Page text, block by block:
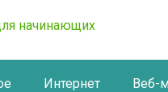
Интернет Веб-